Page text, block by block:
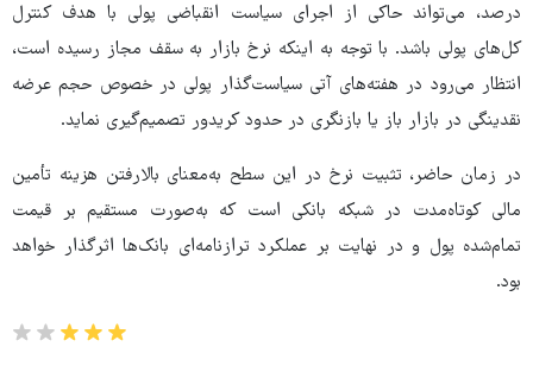
درصد، می‌تواند حاکی از اجرای سیاست انقباضی پولی با هدف کنترل
کل‌های پولی باشد. با توجه به اینکه نرخ بازار به سقف مجاز رسیده است،
انتظار می‌رود در هفته‌های آتی سیاست‌گذار پولی در خصوص حجم عرضه
نقدینگی در بازار باز یا بازنگری در حدود کریدور تصمیم‌گیری نماید.
در زمان حاضر، تثبیت نرخ در این سطح به‌معنای بالارفتن هزینه تأمین
مالی کوتاه‌مدت در شبکه بانکی است که به‌صورت مستقیم بر قیمت
تمام‌شده پول و در نهایت بر عملکرد ترازنامه‌ای بانک‌ها اثرگذار خواهد
بود.